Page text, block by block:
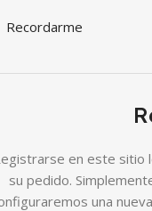
Recordarme
en este sitio
su pedido.
una